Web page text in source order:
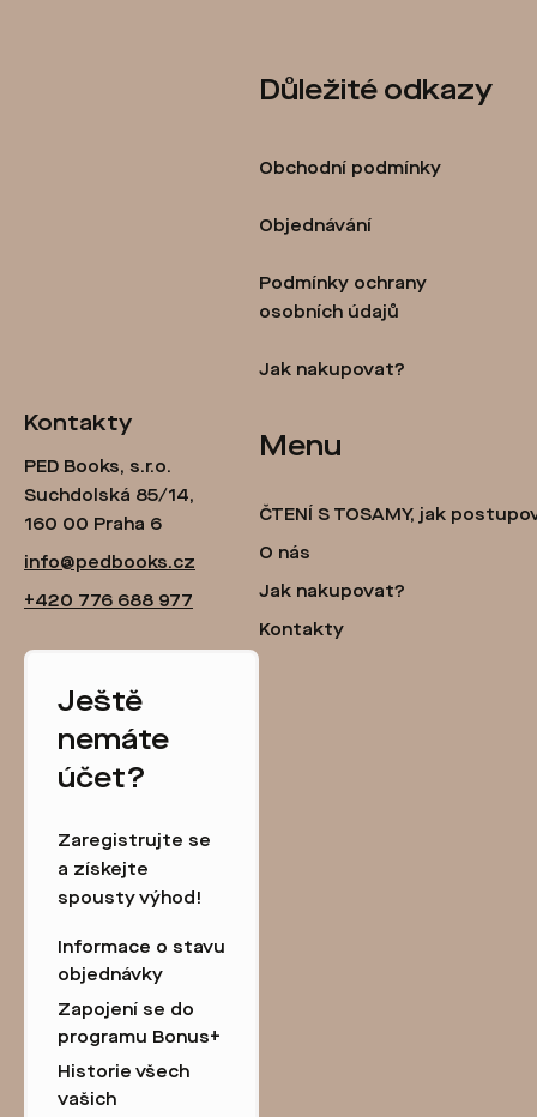
Důležité odkazy
Obchodní podmínky
Objednávání
Podmínky ochrany
osobních údajů
Jak nakupovat?
Kontakty
PED Books, s.r.o.
Suchdolská 85/14,
160 00 Praha 6
info@pedbooks.cz
+420 776 688 977
Menu
ČTENÍ S TOSAMY, jak
O nás
Jak nakupovat?
Kontakty
Ještě
nemáte
účet?
Zaregistrujte se
a získejte
spousty výhod!
Informace o stavu
objednávky
Zapojení se do
programu Bonus+
Historie všech
vašich